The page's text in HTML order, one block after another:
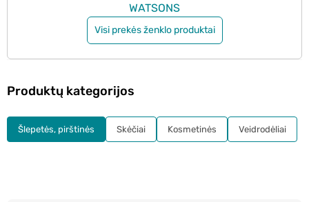
WATSONS
Visi prekės ženklo produktai
Produktų kategorijos
Šlepetės, pirštinės Skėčiai Kosmetinės Veidrodėliai